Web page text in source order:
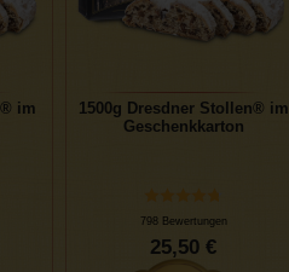
im
1500g Dresdner Stollen® im
Geschenkkarton
798 Bewertungen
25,50 €